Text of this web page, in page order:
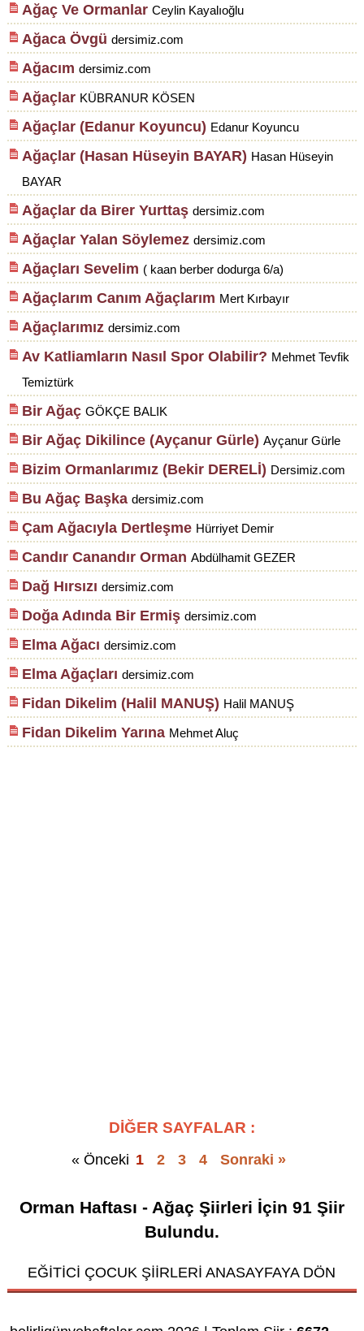
Ağaç Ve Ormanlar Ceylin Kayalıoğlu
Ağaca Övgü dersimiz.com
Ağacım dersimiz.com
Ağaçlar KÜBRANUR KÖSEN
Ağaçlar (Edanur Koyuncu) Edanur Koyuncu
Ağaçlar (Hasan Hüseyin BAYAR) Hasan Hüseyin
BAYAR
Ağaçlar da Birer Yurttaş dersimiz.com
Ağaçlar Yalan Söylemez dersimiz.com
Ağaçları Sevelim ( kaan berber dodurga 6/a)
Ağaçlarım Canım Ağaçlarım Mert Kırbayır
Ağaçlarımız dersimiz.com
Av Katliamların Nasıl Spor Olabilir? Mehmet Tevfik
Temiztürk
Bir Ağaç GÖKÇE BALIK
Bir Ağaç Dikilince (Ayçanur Gürle) Ayçanur Gürle
Bizim Ormanlarımız (Bekir DERELİ) Dersimiz.com
Bu Ağaç Başka dersimiz.com
Çam Ağacıyla Dertleşme Hürriyet Demir
Candır Canandır Orman Abdülhamit GEZER
Dağ Hırsızı dersimiz.com
Doğa Adında Bir Ermiş dersimiz.com
Elma Ağacı dersimiz.com
Elma Ağaçları dersimiz.com
Fidan Dikelim (Halil MANUŞ) Halil MANUŞ
Fidan Dikelim Yarına Mehmet Aluç
DİĞER SAYFALAR :
« Önceki 1 2 3 4 Sonraki »
Orman Haftası - Ağaç Şiirleri İçin 91Şiir
Bulundu.
EĞİTİCİ ÇOCUK ŞİİRLERİ ANASAYFAYA DÖN